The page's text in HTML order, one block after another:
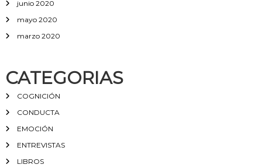
junio 2020
mayo 2020
marzo 2020
CATEGORIAS
COGNICIÓN
CONDUCTA
EMOCIÓN
ENTREVISTAS
LIBROS